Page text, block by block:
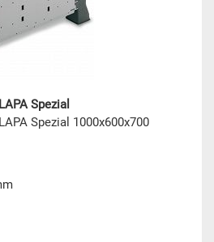
Spezial
Spezial 1000x600x700